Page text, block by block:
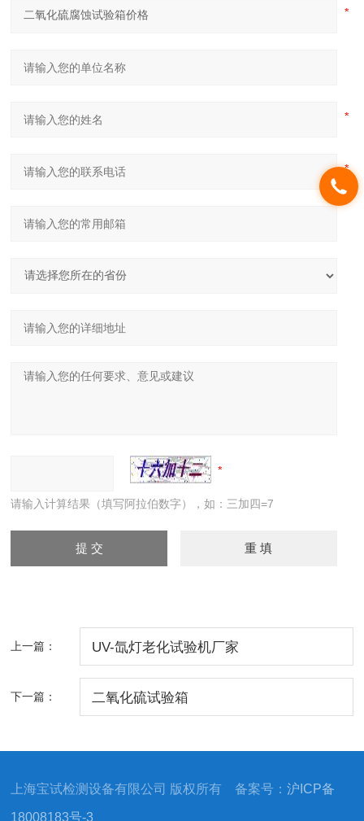
请输入计算结果（填写阿拉伯数字），如：三加四=7
上一篇： UV-氙灯老化试验机厂家
下一篇： 二氧化硫试验箱
上海宝试检测设备有限公司 版权所有 备案号：沪ICP备
18008183号-3